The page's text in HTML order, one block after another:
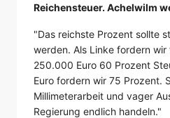
Reichensteuer. Achelwilm
"Das reichste Prozent sollte
werden. Als Linke fordern wir
250.000 Euro 60 Prozent
Euro fordern wir 75 Prozent.
Millimeterarbeit und vager
Regierung endlich handeln."